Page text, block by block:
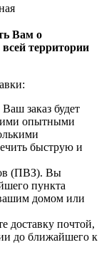
Вам о
всей территории
заказ будет
опытными
быструю и
(ПВЗ). Вы
пункта
домом или
доставку почтой,
до ближайшего к